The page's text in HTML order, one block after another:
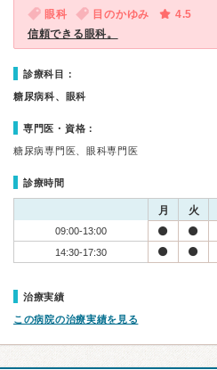
眼科 目のかゆみ
4.5
信頼できる眼科。
診療科目：
糖尿病科、眼科
専門医・資格：
糖尿病専門医、眼科専門医
診療時間
月 火
09:00-13:00
14:30-17:30
治療実績
この病院の治療実績を見る